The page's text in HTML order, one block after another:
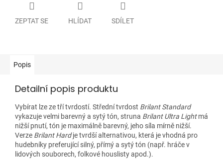
ZEPTAT SE HLÍDAT SDÍLET
Popis
Detailní popis produktu
Vybírat lze ze tří tvrdostí. Střední tvrdost Brilant Standard
vykazuje velmi barevný a sytý tón, struna Brilant Ultra Lightmá
nižší pnutí, tón je maximálně barevný, jeho síla mírně nižší.
Verze Brilant Hardje tvrdší alternativou, která je vhodná pro
hudebníky preferující silný, přímý a sytý tón (např. hráče v
lidových souborech, folkové houslisty apod.).